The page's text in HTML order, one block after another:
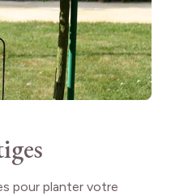
pour planter votre